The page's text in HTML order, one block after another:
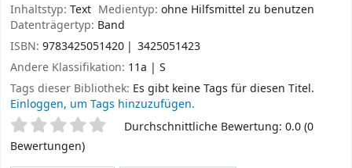
Inhaltstyp: Text Medientyp:ohne Hilfsmittel zu benutzen
Datenträgertyp: Band
ISBN: 9783425051420
3425051423
Andere Klassifikation: 11a | S
Tags dieser Bibliothek: Es gibt keine Tags für diesen Titel.
Einloggen, um Tags hinzuzufügen.
SternchenbewertungDurchschnittliche Bewertung: 0.0 (0
Bewertungen)